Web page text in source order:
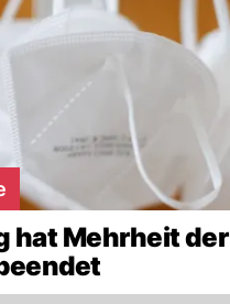
hat Mehrheit der